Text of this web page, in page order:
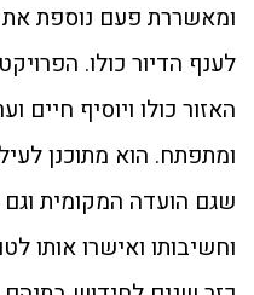
ומאשררת פעם נוספת
לענף הדיור כולו.
האזור כולו ויוסיף חיים
ומתפתח. הוא מתוכנן
שגם הועדה המקומית וגם
וחשיבותו ואישרו אותו